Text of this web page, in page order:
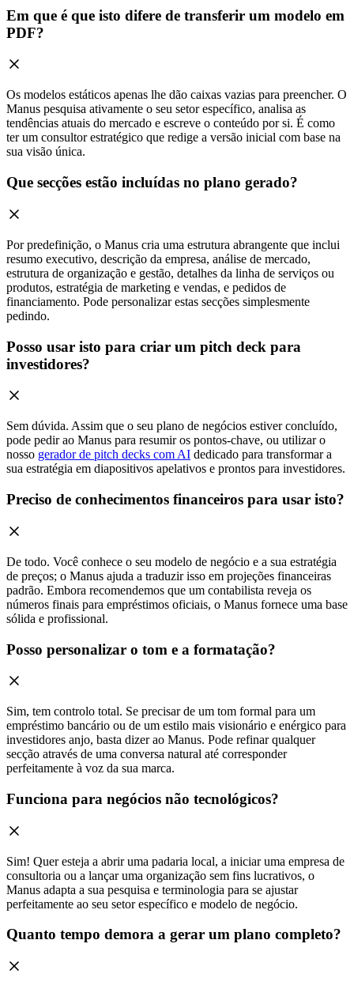
Em que é que isto difere de transferir um modelo em
PDF?
Os modelos estáticos apenas lhe dão caixas vazias para preencher. O
Manus pesquisa ativamente o seu setor específico, analisa as
tendências atuais do mercado e escreve o conteúdo por si. É como
ter um consultor estratégico que redige a versão inicial com base na
sua visão única.
Que secções estão incluídas no plano gerado?
Por predefinição, o Manus cria uma estrutura abrangente que inclui
resumo executivo, descrição da empresa, análise de mercado,
estrutura de organização e gestão, detalhes da linha de serviços ou
produtos, estratégia de marketing e vendas, e pedidos de
financiamento. Pode personalizar estas secções simplesmente
pedindo.
Posso usar isto para criar um pitch deck para
investidores?
Sem dúvida. Assim que o seu plano de negócios estiver concluído,
pode pedir ao Manus para resumir os pontos-chave, ou utilizar o
nosso gerador de pitch decks com AI dedicado para transformar a
sua estratégia em diapositivos apelativos e prontos para investidores.
Preciso de conhecimentos financeiros para usar isto?
De todo. Você conhece o seu modelo de negócio e a sua estratégia
de preços; o Manus ajuda a traduzir isso em projeções financeiras
padrão. Embora recomendemos que um contabilista reveja os
números finais para empréstimos oficiais, o Manus fornece uma base
sólida e profissional.
Posso personalizar o tom e a formatação?
Sim, tem controlo total. Se precisar de um tom formal para um
empréstimo bancário ou de um estilo mais visionário e enérgico para
investidores anjo, basta dizer ao Manus. Pode refinar qualquer
secção através de uma conversa natural até corresponder
perfeitamente à voz da sua marca.
Funciona para negócios não tecnológicos?
Sim! Quer esteja a abrir uma padaria local, a iniciar uma empresa de
consultoria ou a lançar uma organização sem fins lucrativos, o
Manus adapta a sua pesquisa e terminologia para se ajustar
perfeitamente ao seu setor específico e modelo de negócio.
Quanto tempo demora a gerar um plano completo?